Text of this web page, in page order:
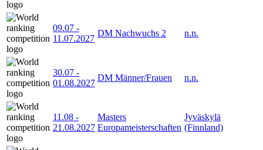
09.07 -
11.07.2027
DM Nachwuchs 2 n.n.
30.07 -
01.08.2027
DM Männer/Frauen n.n.
11.08 -
21.08.2027
Masters
Europameisterschaften
Jyväskylä
(Finnland)